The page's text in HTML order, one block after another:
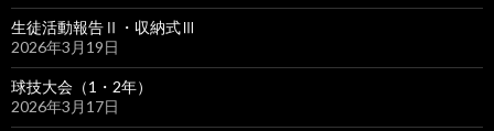
生徒活動報告Ⅱ・収納式Ⅲ
2026年3月19日
球技大会（1・2年）
2026年3月17日